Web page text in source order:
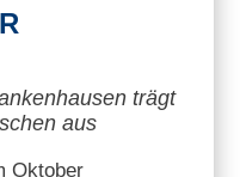
trägt
aus
Oktober